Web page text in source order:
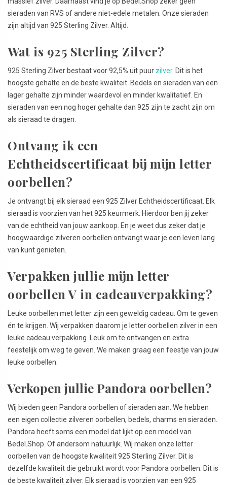
sieraden van RVS of andere niet-edele metalen. Onze sieraden
zijn altijd van 925 Sterling Zilver. Altijd.
Wat is 925 Sterling Zilver?
925 Sterling Zilver bestaat voor 92,5% uit puur zilver. Dit is het
hoogste gehalte en de beste kwaliteit. Bedels en sieraden van een
lager gehalte zijn minder waardevol en minder kwalitatief. En
sieraden van een nog hoger gehalte dan 925 zijn te zacht zijn om
als sieraad te dragen.
Ontvang ik een
Echtheidscertificaat bij mijn letter
oorbellen?
Je ontvangt bij elk sieraad een 925 Zilver Echtheidscertificaat. Elk
sieraad is voorzien van het 925 keurmerk. Hierdoor ben jij zeker
van de echtheid van jouw aankoop. En je weet dus zeker dat je
hoogwaardige zilveren oorbellen ontvangt waar je een leven lang
van kunt genieten.
Verpakken jullie mijn letter
oorbellen V in cadeauverpakking?
Leuke oorbellen met letter zijn een geweldig cadeau. Om te geven
én te krijgen. Wij verpakken daarom je letter oorbellen zilver in een
leuke cadeau verpakking. Leuk om te ontvangen en extra
feestelijk om weg te geven. We maken graag een feestje van jouw
leuke oorbellen.
Verkopen jullie Pandora oorbellen?
Wij bieden geen Pandora oorbellen of sieraden aan. We hebben
een eigen collectie zilveren oorbellen, bedels, charms en sieraden.
Pandora heeft soms een model dat lijkt op een model van
Bedel.Shop. Of andersom natuurlijk. Wij maken onze letter
oorbellen van de hoogste kwaliteit 925 Sterling Zilver. Dit is
dezelfde kwaliteit die gebruikt wordt voor Pandora oorbellen. Dit is
de beste kwaliteit zilver. Elk sieraad is voorzien van een 925